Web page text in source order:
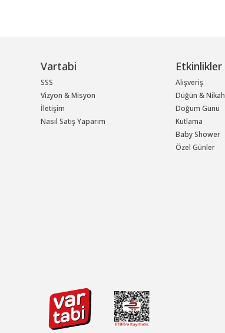
Vartabi
SSS
Vizyon & Misyon
İletişim
Nasıl Satış Yaparım
Etkinlikler
Alışveriş
Düğün & Nikah
Doğum Günü
Kutlama
Baby Shower
Özel Günler